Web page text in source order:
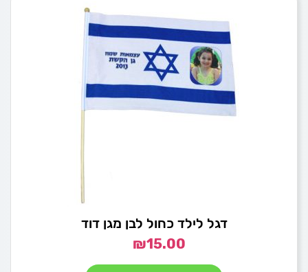
דגל לילד כחול לבן מגן דוד
₪15.00